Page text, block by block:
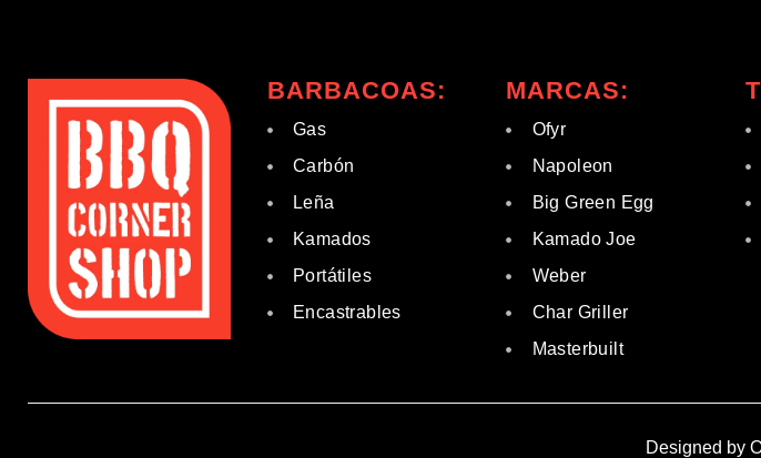
BARBACOAS:
Gas
Carbón
Leña
Kamados
Portátiles
Encastrables
MARCAS:
Ofyr
Napoleon
Big Green Egg
Kamado Joe
Weber
Char Griller
Masterbuilt
Designed by